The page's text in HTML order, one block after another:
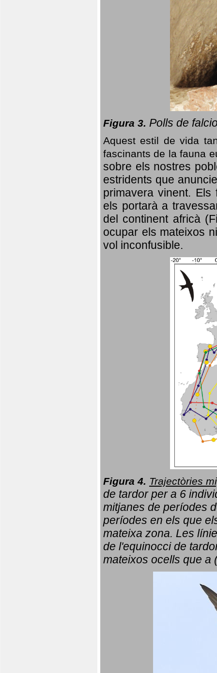
Figura 3. Polls de
Aquest estil de vida
fascinants de la fauna
sobre els nostres
estridents que
primavera vinent. Els
els portarà a
del continent africà
ocupar els mateixos
vol inconfusible.
Figura 4. Trajectòries
de tardor per a 6
mitjanes de períodes
períodes en els que
mateixa zona. Les
de l'equinocci de
mateixos ocells que a